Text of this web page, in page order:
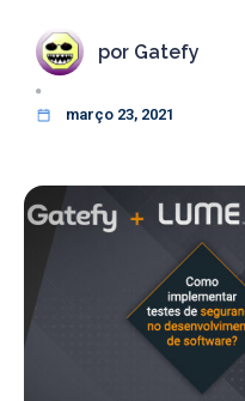
por Gatefy
março 23, 2021